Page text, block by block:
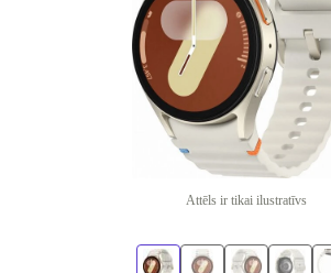
Attēls ir tikai ilustratīvs